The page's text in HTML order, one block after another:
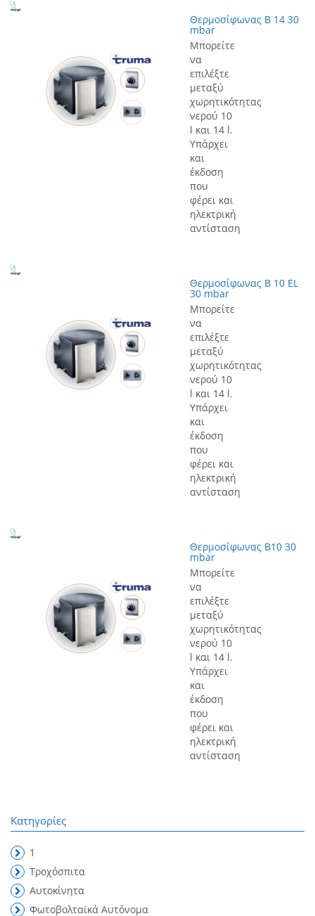
Θερμοσίφωνας Β 14 30
mbar
Μπορείτε
να
επιλέξτε
μεταξύ
χωρητικότητας
νερού 10
l και 14 l.
Υπάρχει
και
έκδοση
που
φέρει και
ηλεκτρική
αντίσταση
Θερμοσίφωνας Β 10 ΕL
30 mbar
Μπορείτε
να
επιλέξτε
μεταξύ
χωρητικότητας
νερού 10
l και 14 l.
Υπάρχει
και
έκδοση
που
φέρει και
ηλεκτρική
αντίσταση
Θερμοσίφωνας B10 30
mbar
Μπορείτε
να
επιλέξτε
μεταξύ
χωρητικότητας
νερού 10
l και 14 l.
Υπάρχει
και
έκδοση
που
φέρει και
ηλεκτρική
αντίσταση
Κατηγορίες
1
Τροχόσπιτα
Αυτοκίνητα
Φωτοβολταϊκά Αυτόνομα